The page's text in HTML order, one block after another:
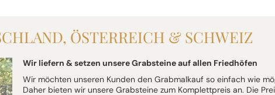
ÖSTERREICH & SCHWEIZ
Wir liefern & setzen unsere Grabsteine auf allen Friedhöfen
Wir möchten unseren Kunden den Grabmalkauf so einfach wie
Daher bieten wir unsere Grabsteine zum Komplettpreis an. Die